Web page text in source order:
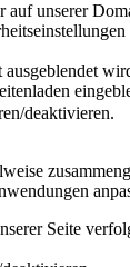
unserer
deaktivieren.
Seite